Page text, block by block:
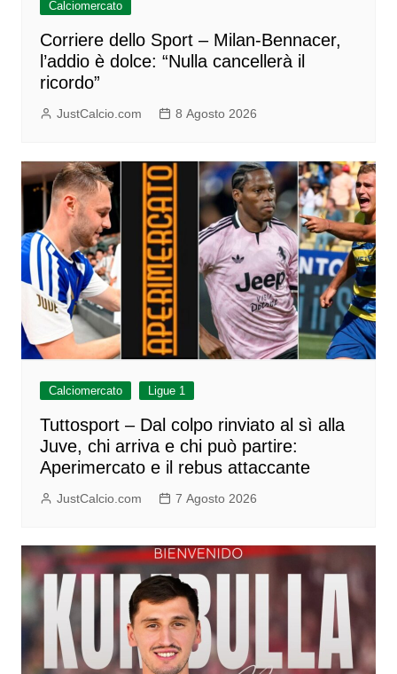
Calciomercato
Corriere dello Sport – Milan-Bennacer,
l’addio è dolce: “Nulla cancellerà il
ricordo”
JustCalcio.com 8 Agosto 2026
Calciomercato Ligue 1
Tuttosport – Dal colpo rinviato al sì alla
Juve, chi arriva e chi può partire:
Aperimercato e il rebus attaccante
JustCalcio.com 7 Agosto 2026